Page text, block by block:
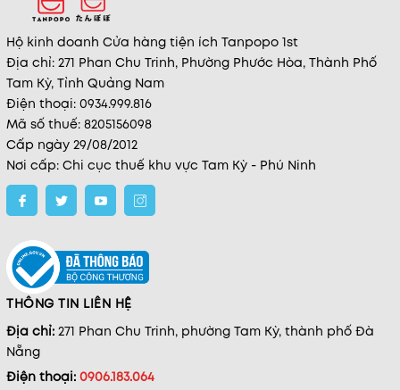
Hộ kinh doanh Cửa hàng tiện ích Tanpopo 1st
Địa chỉ: 271 Phan Chu Trinh, Phường Phước Hòa, Thành Phố
Tam Kỳ, Tỉnh Quảng Nam
Điện thoại: 0934.999.816
Mã số thuế: 8205156098
Cấp ngày 29/08/2012
Nơi cấp: Chi cục thuế khu vực Tam Kỳ - Phú Ninh
THÔNG TIN LIÊN HỆ
Địa chỉ: 271 Phan Chu Trinh, phường Tam Kỳ, thành phố Đà
Nẵng
Điện thoại: 0906.183.064